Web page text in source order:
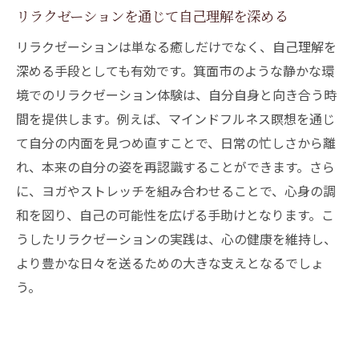
リラクゼーションを通じて自己理解を深める
リラクゼーションは単なる癒しだけでなく、自己理解を
深める手段としても有効です。箕面市のような静かな環
境でのリラクゼーション体験は、自分自身と向き合う時
間を提供します。例えば、マインドフルネス瞑想を通じ
て自分の内面を見つめ直すことで、日常の忙しさから離
れ、本来の自分の姿を再認識することができます。さら
に、ヨガやストレッチを組み合わせることで、心身の調
和を図り、自己の可能性を広げる手助けとなります。こ
うしたリラクゼーションの実践は、心の健康を維持し、
より豊かな日々を送るための大きな支えとなるでしょ
う。